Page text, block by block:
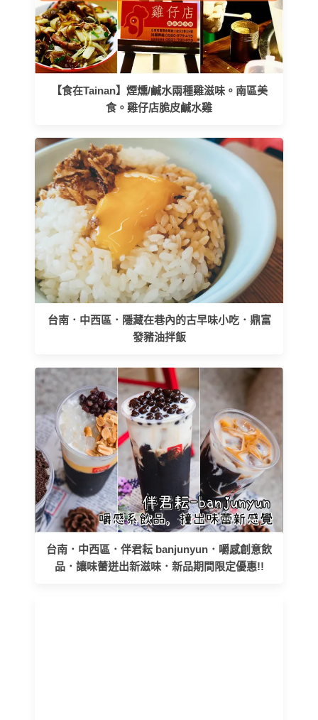
【食在Tainan】煙燻/鹹水兩種雞滋味。南區美
食。雞仔店脆皮鹹水雞
台南．中西區．隱藏在巷內的古早味小吃．鼎富
發豬油拌飯
台南．中西區．伴君耘 banjunyun．嚼感創意飲
品．讓味蕾迸出新滋味．新品期間限定優惠!!